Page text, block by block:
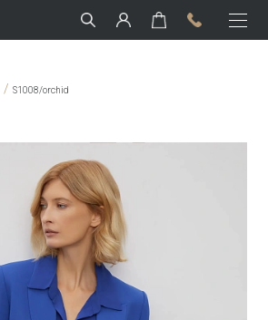
/ S1008/orchid